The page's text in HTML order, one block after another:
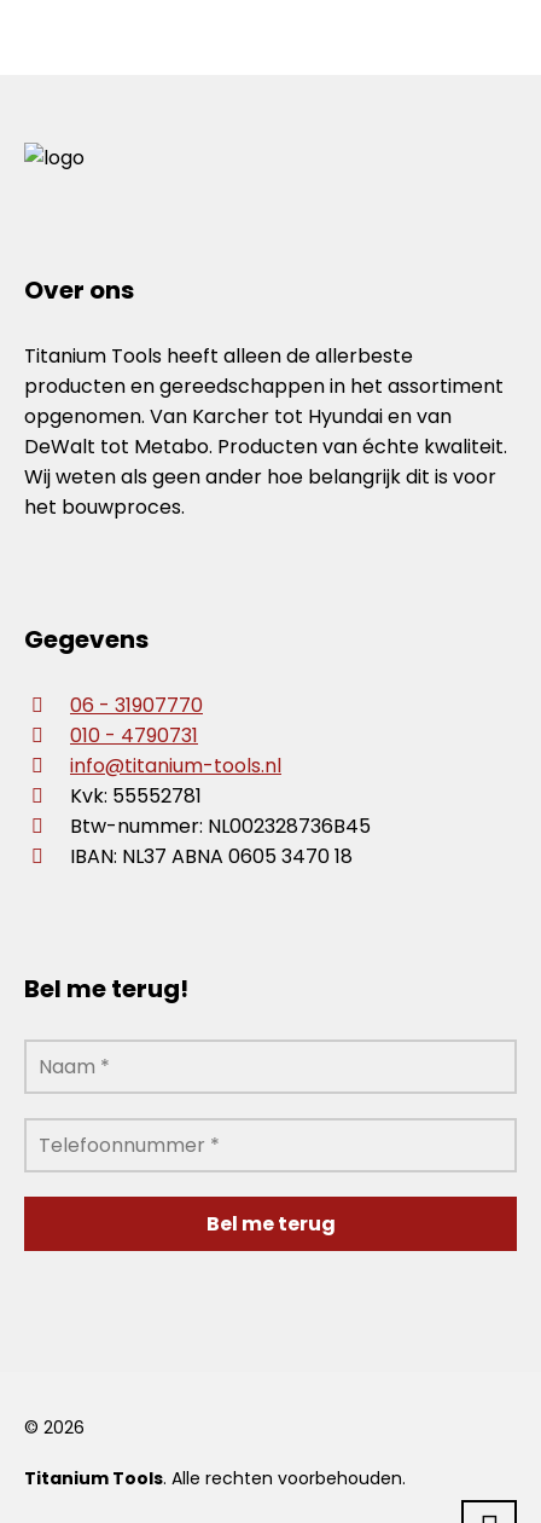
Over ons
Titanium Tools heeft alleen de allerbeste
producten en gereedschappen in het assortiment
opgenomen. Van Karcher tot Hyundai en van
DeWalt tot Metabo. Producten van échte kwaliteit.
Wij weten als geen ander hoe belangrijk dit is voor
het bouwproces.
Gegevens
06 - 31907770
010 - 4790731
info@titanium-tools.nl
Kvk: 55552781
Btw-nummer: NL002328736B45
IBAN: NL37 ABNA 0605 3470 18
Bel me terug!
© 2026
Titanium Tools. Alle rechten voorbehouden.